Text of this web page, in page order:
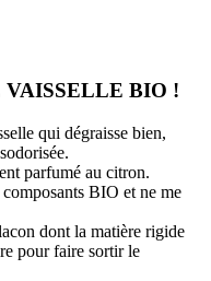
BIO !
qui dégraisse bien,
parfumé au citron.
BIO et ne me
dont la matière rigide
pour faire sortir le